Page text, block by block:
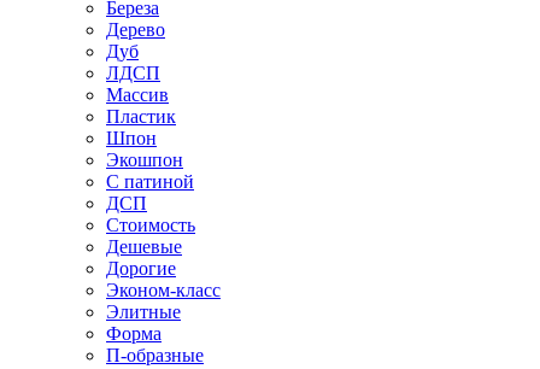
Береза
Дерево
Дуб
ЛДСП
Массив
Пластик
Шпон
Экошпон
С патиной
ДСП
Стоимость
Дешевые
Дорогие
Эконом-класс
Элитные
Форма
П-образные